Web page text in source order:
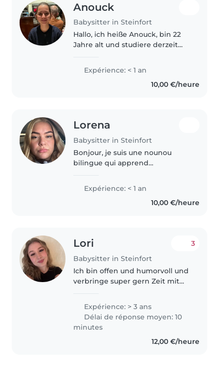
Anouck
Babysitter in Steinfort
Hallo, ich heiße Anouck, bin 22
Jahre alt und studiere derzeit
in Heidelberg. Ich bin aktuell auf
der Suche nach einem
Nebenjob, den ich gut mit
Expérience: < 1 an
10,00 €/heure
Lorena
Babysitter in Steinfort
Bonjour, je suis une nounou
bilingue qui apprend
Je possède 11 mois d'expérience
au Brésil et je souhaite
poursuivre mon travail auprès
Expérience: < 1 an
10,00 €/heure
Lori
Babysitter in Steinfort
3
Ich bin offen und humorvoll und
verbringe super gern Zeit mit
sie Spaß haben, sich aber auch
sicher und gut aufgehoben
fühlen, ein bisschen Disziplin..
Expérience: > 3 ans
Délai de réponse moyen: 10
minutes
12,00 €/heure